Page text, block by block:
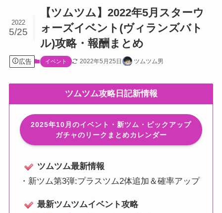
【ツムツム】2022年5月スターウ
ォーズイベント(ヴィランズバト
ル)攻略・報酬まとめ
2022
5/25
広告 イベント 2022年5月25日 ツムツム男
ツムツム攻略日記新情報
2025年10月のイベント・新ツム・ピックアップ
ガチャのリークまとめカレンダー
ツムツム最新情報
・ 新ツム第3弾:プラスツム2体追加＆確率アップ
最新ツムツムイベント攻略